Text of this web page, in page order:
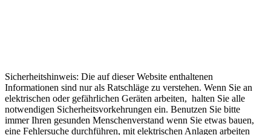
Sicherheitshinweis: Die auf dieser Website enthaltenen
Informationen sind nur als Ratschläge zu verstehen. Wenn Sie an
elektrischen oder gefährlichen Geräten arbeiten, halten Sie alle
notwendigen Sicherheitsvorkehrungen ein. Benutzen Sie bitte
immer Ihren gesunden Menschenverstand wenn Sie etwas bauen,
eine Fehlersuche durchführen, mit elektrischen Anlagen arbeiten